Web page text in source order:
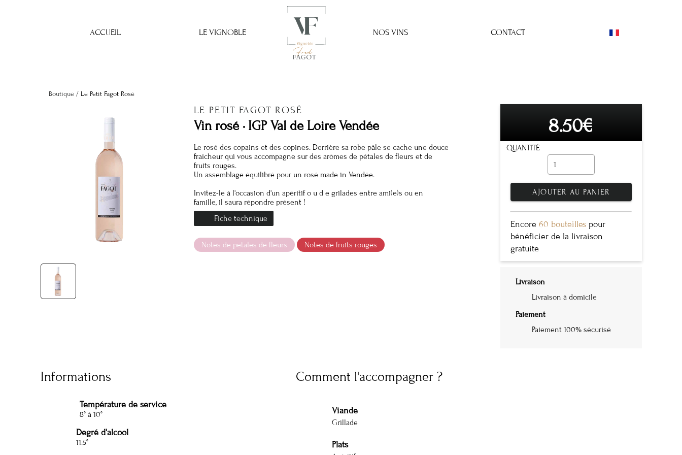
ACCUEIL LE VIGNOBLE NOS VINS CONTACT
Boutique / Le Petit Fagot Rosé
LE PETIT FAGOT ROSÉ
Vin rosé · IGP Val de Loire Vendée
Le rosé des copains et des copines. Derrière sa robe pâle se cache une douce
fraîcheur qui vous accompagne sur des arômes de pétales de fleurs et de
fruits rouges.
Un assemblage équilibré pour un rosé made in Vendée.
Invitez-le à l'occasion d'un apéritif o u d e grilades entre ami(e)s ou en
famille, il saura répondre présent !
Fiche technique
Notes de pétales de fleurs Notes de fruits rouges
8.50€
QUANTITÉ
AJOUTER AU PANIER
Encore 60 bouteilles pour
bénéficier de la livraison
gratuite
Livraison
Livraison à domicile
Paiement
Paiement 100% sécurisé
Informations
Température de service
8° à 10°
Degré d'alcool
11.5°
Comment l'accompagner ?
Viande
Grillade
Plats